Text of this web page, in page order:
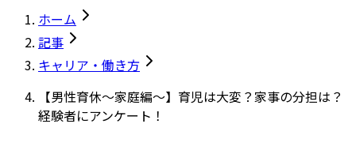
ホーム
記事
キャリア・働き方
【男性育休～家庭編～】育児は大変？家事の分担は？
経験者にアンケート！